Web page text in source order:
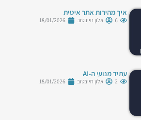
איך מהירות אתר איטית
6 אלון חייבטוב 18/01/2026
עתיד מנועי ה-AI
2 אלון חייבטוב 18/01/2026